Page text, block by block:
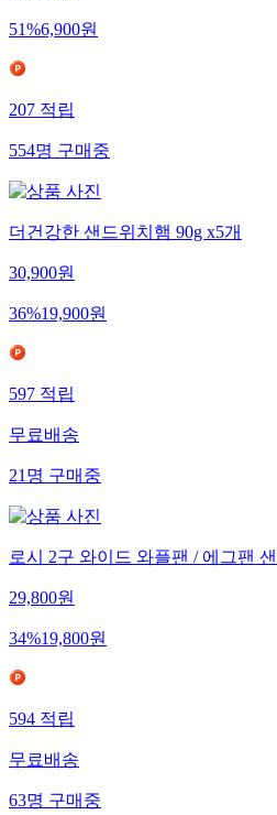
51%6,900원
207적립
554명구매중
더건강한 샌드위치햄 90g x5개
30,900원
36%19,900원
597적립
무료배송
21명구매중
로시 2구 와이드 와플팬 / 에그팬
29,800원
34%19,800원
594적립
무료배송
63명구매중